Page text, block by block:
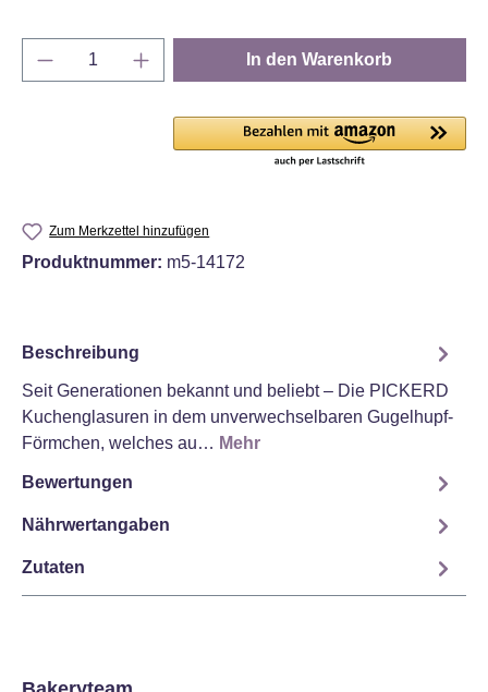
Produkt Anzahl: Gib den gewünschten
In den Warenkorb
Zum Merkzettel hinzufügen
Produktnummer: m5-14172
Beschreibung
Seit Generationen bekannt und beliebt – Die PICKERD
Kuchenglasuren in dem unverwechselbaren Gugelhupf-
Förmchen, welches au… Mehr
Bewertungen
Nährwertangaben
Zutaten